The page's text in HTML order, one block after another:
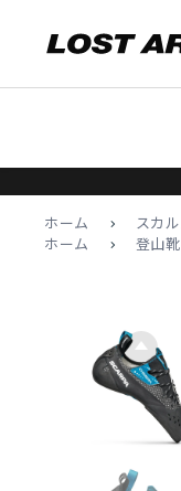
ホーム > スカ
ホーム
> 登山